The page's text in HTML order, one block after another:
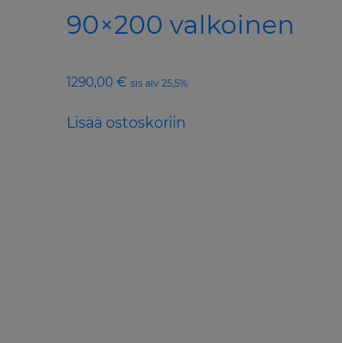
90×200 valkoinen
1290,00€ sis alv 25,5%
Lisää ostoskoriin